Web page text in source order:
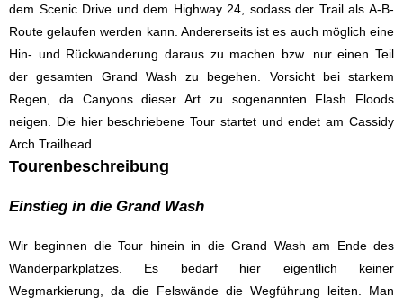
dem Scenic Drive und dem Highway 24, sodass der Trail als A-B-
Route gelaufen werden kann. Andererseits ist es auch möglich eine
Hin- und Rückwanderung daraus zu machen bzw. nur einen Teil
der gesamten Grand Wash zu begehen. Vorsicht bei starkem
Regen, da Canyons dieser Art zu sogenannten Flash Floods
neigen. Die hier beschriebene Tour startet und endet am Cassidy
Arch Trailhead.
Tourenbeschreibung
Einstieg in die Grand Wash
Wir beginnen die Tour hinein in die Grand Wash am Ende des
Wanderparkplatzes. Es bedarf hier eigentlich keiner
Wegmarkierung, da die Felswände die Wegführung leiten. Man